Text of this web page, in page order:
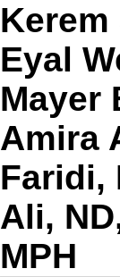
Kerem
Eyal
Mayer
Amira
Faridi,
Ali,
MPH